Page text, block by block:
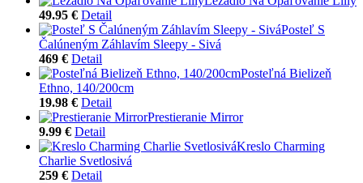
49.95 € Detail
Posteľ S
Čalúneným Záhlavím Sleepy - Sivá
469 € Detail
Posteľná Bielizeň
Ethno, 140/200cm
19.98 € Detail
Prestieranie Mirror
9.99 € Detail
Kreslo Charming
Charlie Svetlosivá
259 € Detail